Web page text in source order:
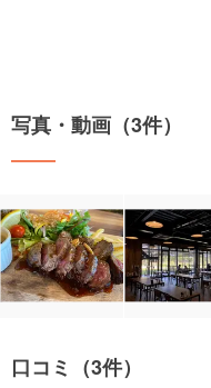
写真・動画（3件）
口コミ（3件）